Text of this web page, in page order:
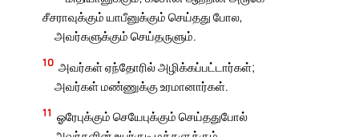
சீசராவுக்கும் யாபீனுக்கும் செய்தது போல,
அவர்களுக்கும் செய்தருளும்.
10 அவர்கள் ஏந்தோரில் அழிக்கப்பட்டார்கள்;
அவர்கள் மண்ணுக்கு உரமானார்கள்.
11 ஓரேபுக்கும் செயேபுக்கும் செய்ததுபோல்